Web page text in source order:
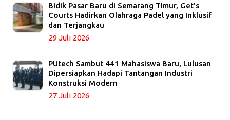
Bidik Pasar Baru di Semarang Timur, Get’s
Courts Hadirkan Olahraga Padel yang Inklusif
dan Terjangkau
29 Juli 2026
PUtech Sambut 441 Mahasiswa Baru, Lulusan
Dipersiapkan Hadapi Tantangan Industri
Konstruksi Modern
27 Juli 2026